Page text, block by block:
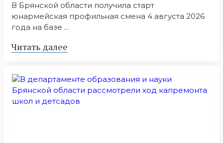
В Брянской области получила старт
юнармейская профильная смена 4 августа 2026
года на базе ...
Читать далее